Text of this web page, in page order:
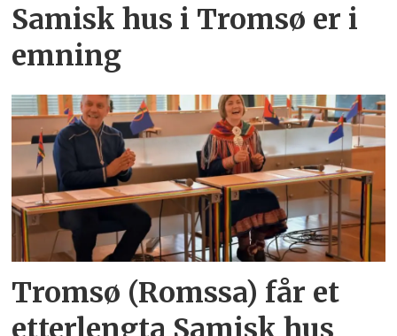
Samisk hus i Tromsø er i
emning
Tromsø (Romssa) får et
etterlengta Samisk hus